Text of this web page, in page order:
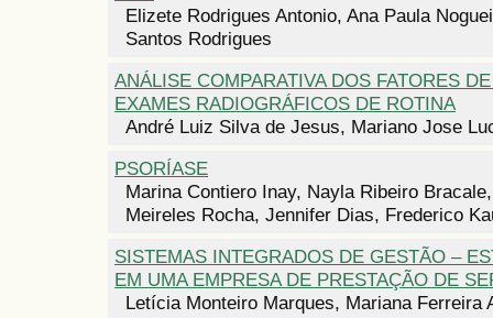
Elizete Rodrigues Antonio, Ana Paula
Santos Rodrigues
ANÁLISE COMPARATIVA DOS FATORES
EXAMES RADIOGRÁFICOS DE ROTINA
André Luiz Silva de Jesus, Mariano Jose
PSORÍASE
Marina Contiero Inay, Nayla Ribeiro
Meireles Rocha, Jennifer Dias, Frederico
SISTEMAS INTEGRADOS DE GESTÃO –
EM UMA EMPRESA DE PRESTAÇÃO DE
Letícia Monteiro Marques, Mariana Ferreira